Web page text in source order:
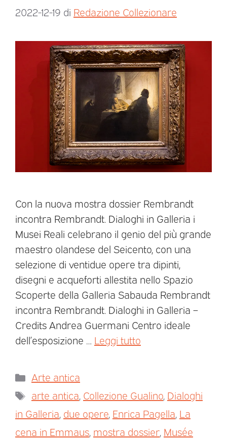
2022-12-19 di Redazione Collezionare
Con la nuova mostra dossier Rembrandt
incontra Rembrandt. Dialoghi in Galleria i
Musei Reali celebrano il genio del più grande
maestro olandese del Seicento, con una
selezione di ventidue opere tra dipinti,
disegni e acqueforti allestita nello Spazio
Scoperte della Galleria Sabauda Rembrandt
incontra Rembrandt. Dialoghi in Galleria –
Credits Andrea Guermani Centro ideale
dell’esposizione … Leggi tutto
Arte antica
arte antica Collezione Gualino Dialoghi
in Galleria due opere Enrica Pagella La
cena in Emmaus mostra dossier Musée